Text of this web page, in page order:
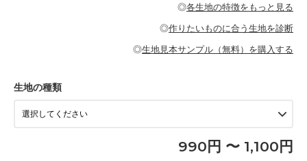
・カーテン、エプロン、テーブルクロスなどの暮らしのアイテム
・パンツ、タックスカートなどのボトムス
もっと詳しく見る
耐久性があります。トートバッグ・ポーチ・ペンケースなどの布
小物、インテリア用品に向いています。
・工作用エプロン
もっと詳しく見る
◎各生地の特徴をもっと見る
◎作りたいものに合う生地を診断
◎生地見本サンプル（無料）を購入する
生地の種類
990円 〜 1,100円